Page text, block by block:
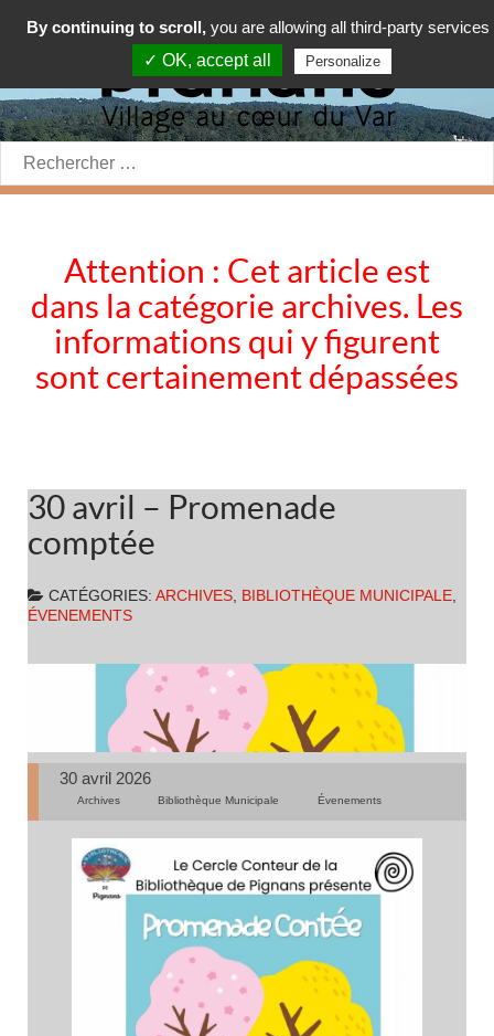
Rechercher:
Attention : Cet article est
dans la catégorie archives. Les
informations qui y figurent
sont certainement dépassées
30 avril – Promenade
comptée
CATÉGORIES: ARCHIVES, BIBLIOTHÈQUE MUNICIPALE,
ÉVENEMENTS
30 avril 2026
Archives Bibliothèque Municipale Évenements
By continuing to scroll, you are allowing all third-party services
✓ OK, accept all
Personalize